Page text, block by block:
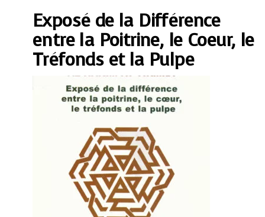
la
Poitrine,
le
Coeur,
le
Tréfonds
quantity
Exposé de la Différence
entre la Poitrine, le Coeur, le
Tréfonds et la Pulpe